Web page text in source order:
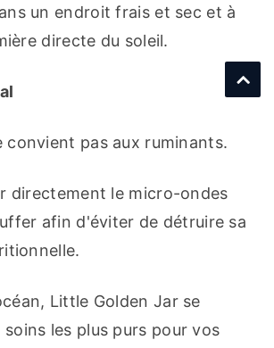
un endroit frais et sec et à
directe du soleil.
convient pas aux ruminants.
directement le micro-ondes
afin d'éviter de détruire sa
Little Golden Jar se
les plus purs pour vos